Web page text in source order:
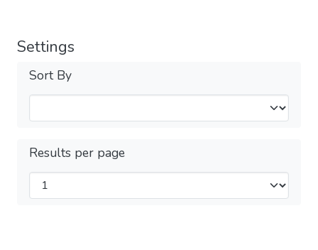
Settings
Sort By
Results per page